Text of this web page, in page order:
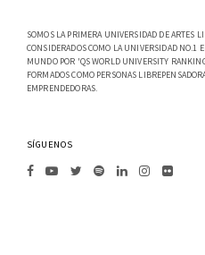
SOMOS LA PRIMERA UNIVERSIDAD DE ARTES
CONSIDERADOS COMO LA UNIVERSIDAD NO.1
MUNDO POR 'QS WORLD UNIVERSITY
FORMADOS COMO PERSONAS
EMPRENDEDORAS.
SÍGUENOS